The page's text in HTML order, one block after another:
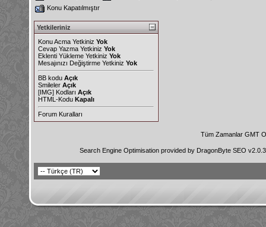
Konu Kapatılmıştır
Yetkileriniz
Konu Acma Yetkiniz Yok
Cevap Yazma Yetkiniz Yok
Eklenti Yükleme Yetkiniz Yok
Mesajınızı Değiştirme Yetkiniz Yok
BB kodu Açık
Smileler Açık
[IMG] Kodları Açık
HTML-Kodu Kapalı
Forum Kuralları
Tüm Zamanlar GMT
Search Engine Optimisation provided by DragonByte SEO